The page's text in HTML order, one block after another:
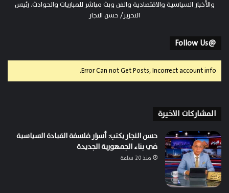
والأخبار السياسية والاقتصادية والفن وبث مباشر للمباريات والحوادث. رئيس
التحرير/ حسن النجار
@Follow Us
Error Can not Get Posts, Incorrect account info.
المشاركات الاخيرة
حسن النجار يكتب: أسرار فلسفة القيادة السياسية
في بناء الجمهورية الجديدة
منذ 20 ساعة